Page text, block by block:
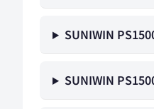
SUNIWIN
SUNIWIN